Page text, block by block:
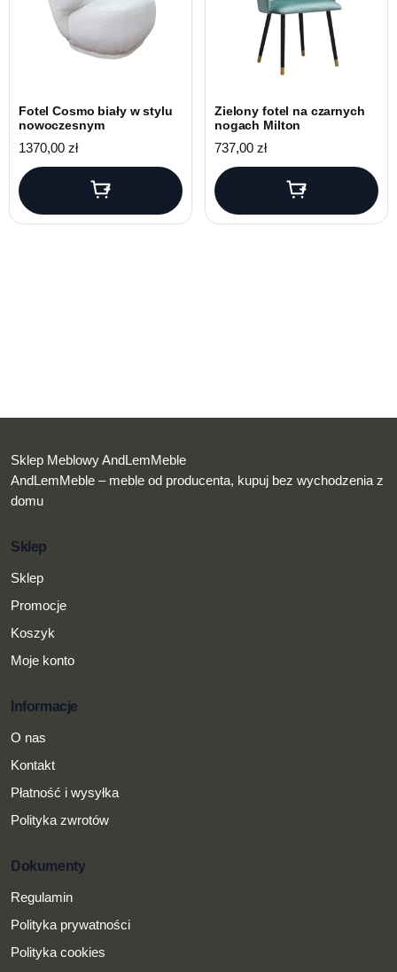
Fotel Cosmo biały w stylu
nowoczesnym
1370,00 zł
Zielony fotel na czarnych
nogach Milton
737,00 zł
Sklep Meblowy AndLemMeble
AndLemMeble – meble od producenta, kupuj bez wychodzenia z
domu
Sklep
Sklep
Promocje
Koszyk
Moje konto
Informacje
O nas
Kontakt
Płatność i wysyłka
Polityka zwrotów
Dokumenty
Regulamin
Polityka prywatności
Polityka cookies